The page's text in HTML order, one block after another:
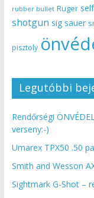
rubber bullet Ruger
shotgun sig sauer
pisztoly
Legutóbbi
Rendőrségi
verseny:-)
Umarex TPX50 .50
Smith and Wesson
Sightmark G-Shot –